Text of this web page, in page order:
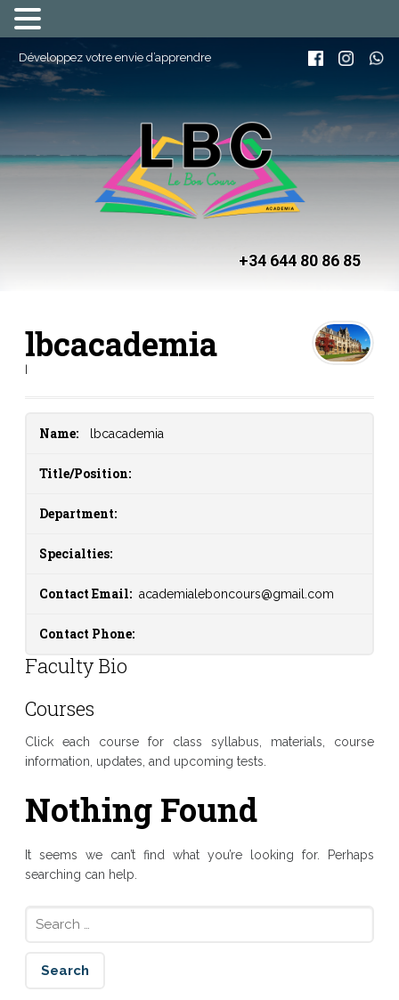
Développez votre envie d’apprendre
+34 644 80 86 85
lbcacademia
Name: lbcacademia
Title/Position:
Department:
Specialties:
Contact Email: academialeboncours@gmail.com
Contact Phone:
Faculty Bio
Courses
Click each course for class syllabus, materials, course
information, updates, and upcoming tests.
Nothing Found
It seems we can’t find what you’re looking for. Perhaps
searching can help.